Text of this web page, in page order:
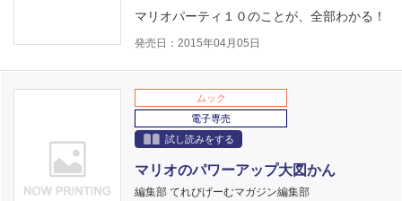
マリオパーティ１０のことが、全部わかる！
発売日：2015年04月05日
ムック
電子専売
試し読みをする
マリオのパワーアップ大図かん
編集部 てれびげーむマガジン編集部